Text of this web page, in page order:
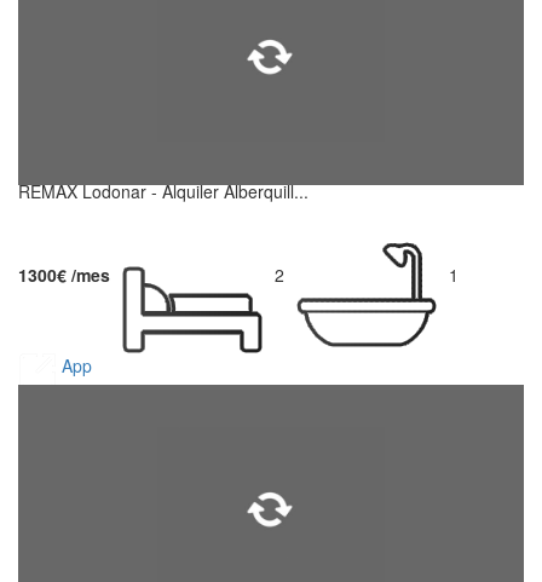
REMAX Lodonar - Alquiler Alberquill...
1300€ /mes 2 1
App